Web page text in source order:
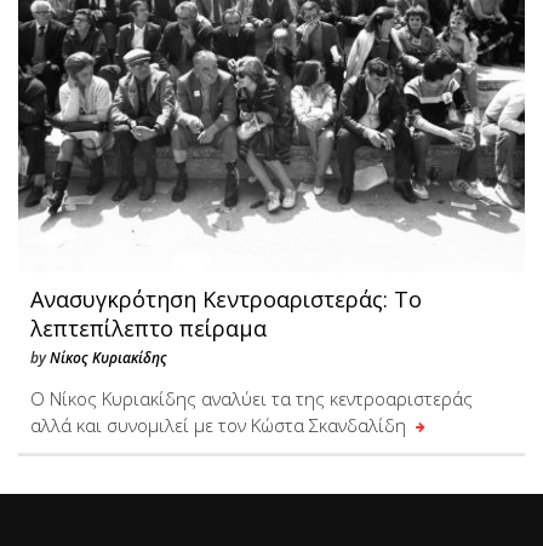
Ανασυγκρότηση Κεντροαριστεράς: Το
λεπτεπίλεπτο πείραμα
byΝίκος Κυριακίδης
Ο Νίκος Κυριακίδης αναλύει τα της κεντροαριστεράς
αλλά και συνομιλεί με τον Κώστα Σκανδαλίδη